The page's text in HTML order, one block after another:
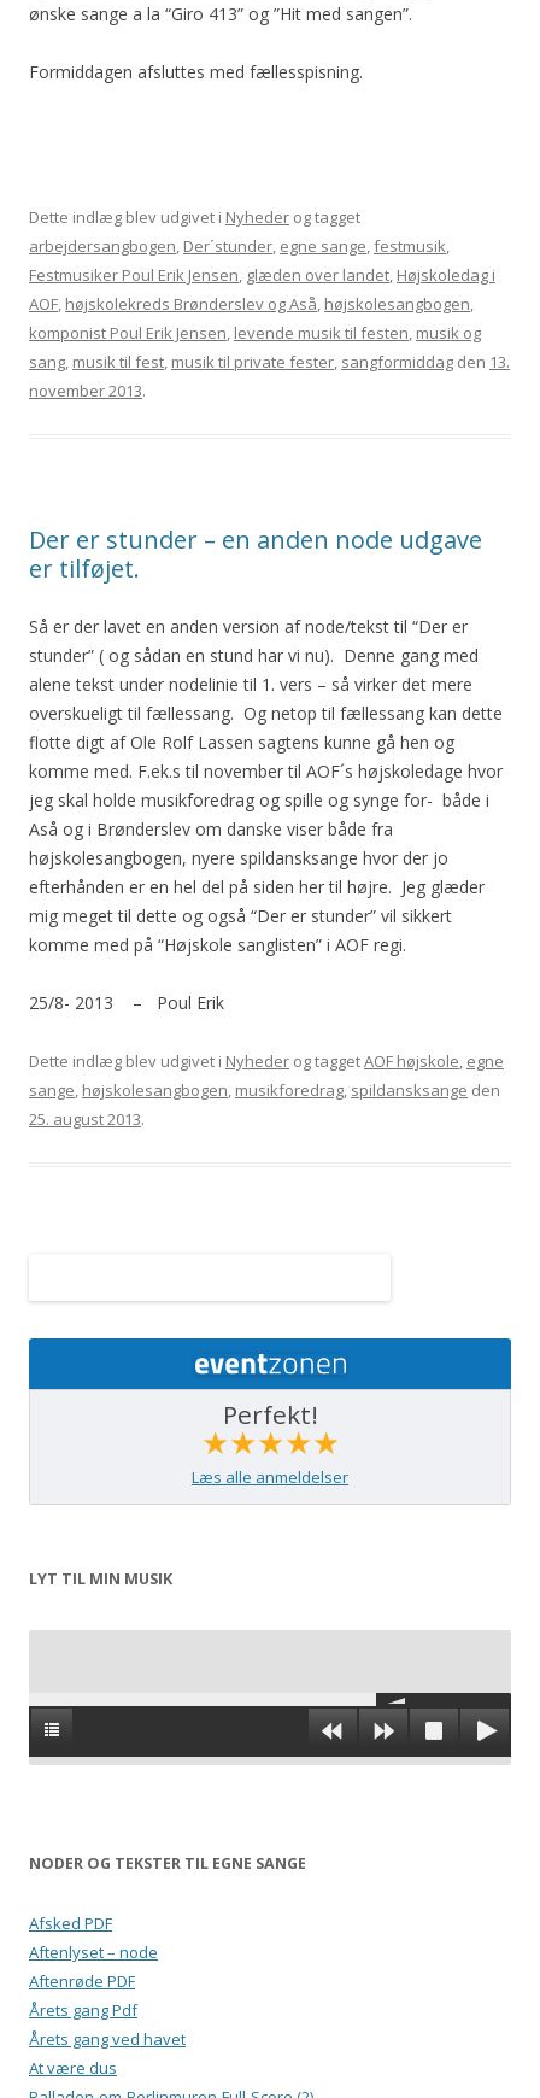
ønske sange a la “Giro 413” og ”Hit med sangen”.
Formiddagen afsluttes med fællesspisning.
Dette indlæg blev udgivet i Nyheder og tagget
arbejdersangbogen, Der´stunder, egne sange,festmusik,
Festmusiker Poul Erik Jensen, glæden over landet, Højskoledag i
AOF, højskolekreds Brønderslev og Aså, højskolesangbogen,
komponist Poul Erik Jensen, levende musik til festen, musik og
sang, musik til fest, musik til private fester, sangformiddag den 13.
november 2013.
Der er stunder – en anden node udgave
er tilføjet.
Så er der lavet en anden version af node/tekst til “Der er
stunder” ( og sådan en stund har vi nu). Denne gang med
alene tekst under nodelinie til 1. vers – så virker det mere
overskueligt til fællessang. Og netop til fællessang kan dette
flotte digt af Ole Rolf Lassen sagtens kunne gå hen og
komme med. F.ek.s til november til AOF´s højskoledage hvor
jeg skal holde musikforedrag og spille og synge for- både i
Aså og i Brønderslev om danske viser både fra
højskolesangbogen, nyere spildansksange hvor der jo
efterhånden er en hel del på siden her til højre. Jeg glæder
mig meget til dette og også “Der er stunder” vil sikkert
komme med på “Højskole sanglisten” i AOF regi.
25/8- 2013 – Poul Erik
Dette indlæg blev udgivet i Nyheder og taggetAOF højskole, egne
sange, højskolesangbogen, musikforedrag, spildansksange den
25. august 2013.
Perfekt!
★★★★★
Læs alle anmeldelser
LYT TIL MIN MUSIK
NODER OG TEKSTER TIL EGNE SANGE
Afsked PDF
Aftenlyset – node
Aftenrøde PDF
Årets gang Pdf
Årets gang ved havet
At være dus